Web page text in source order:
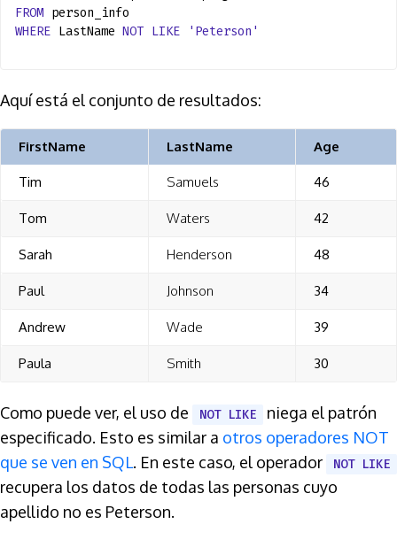
FROM person_info
WHERE LastName NOT LIKE 'Peterson'
Aquí está el conjunto de resultados:
FirstName LastName Age
Tim Samuels 46
Tom Waters 42
Sarah Henderson 48
Paul Johnson 34
Andrew Wade 39
Paula Smith 30
Como puede ver, el uso de NOT LIKE
niega el patrón
especificado. Esto es similar a otros operadores NOT
que se ven en SQL. En este caso, el operador NOT LIKE
recupera los datos de todas las personas cuyo
apellido no es Peterson.